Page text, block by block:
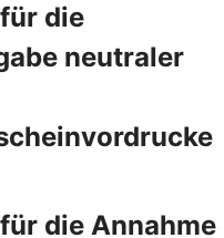
die
neutraler
die Annahme